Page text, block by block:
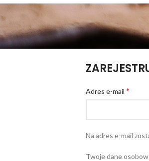
Adres e-mail *
Na adres e-mail
Twoje dane